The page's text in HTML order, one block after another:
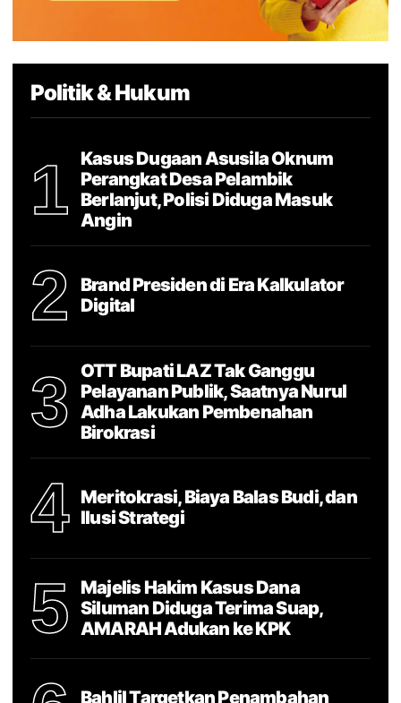
Politik & Hukum
1
Kasus Dugaan Asusila Oknum
Perangkat Desa Pelambik
Berlanjut, Polisi Diduga Masuk
Angin
2
Brand Presiden di Era Kalkulator
Digital
3
OTT Bupati LAZ Tak Ganggu
Pelayanan Publik, Saatnya Nurul
Adha Lakukan Pembenahan
Birokrasi
4
Meritokrasi, Biaya Balas Budi, dan
Ilusi Strategi
5
Majelis Hakim Kasus Dana
Siluman Diduga Terima Suap,
AMARAH Adukan ke KPK
Bahlil Targetkan Penambahan